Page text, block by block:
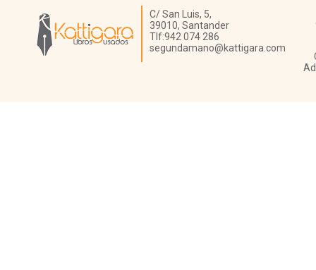
Librería Kattigara
C/ San Luis, 5,
39010, Santander
Tlf:942 074 286
segundamano@kattigara.com